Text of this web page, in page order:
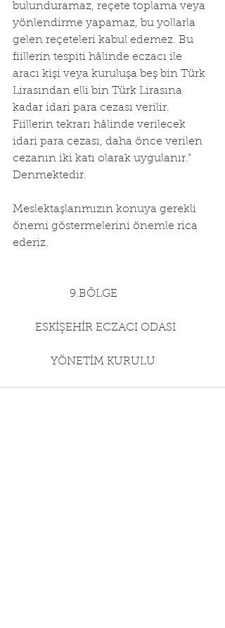
bulunduramaz, reçete toplama veya
yönlendirme yapamaz, bu yollarla
gelen reçeteleri kabul edemez. Bu
fiillerin tespiti hâlinde eczacı ile
aracı kişi veya kuruluşa beş bin Türk
Lirasından elli bin Türk Lirasına
kadar idari para cezası verilir.
Fiillerin tekrarı hâlinde verilecek
idari para cezası, daha önce verilen
cezanın iki katı olarak uygulanır.”
Denmektedir.
Meslektaşlarımızın konuya gerekli
önemi göstermelerini önemle rica
ederiz.
9.BÖLGE
ESKİŞEHİR ECZACI ODASI
YÖNETİM KURULU